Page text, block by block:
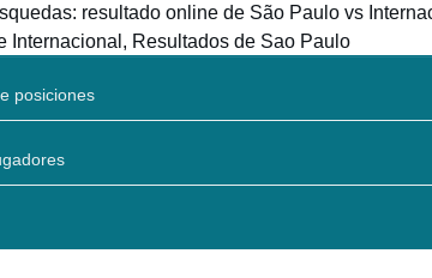
resultado online de São Paulo vs
Internacional, Resultados de Sao Paulo
posiciones